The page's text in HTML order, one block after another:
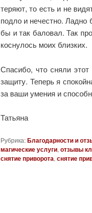
теряют, то есть и не
подло и нечестно.
бы и так баловал. Так
коснулось моих близких.
Спасибо, что сняли
защиту. Теперь я
за ваши умения и
Татьяна
Рубрика:Благодарности и
магические услуги,отзывы
снятие приворота,снятие